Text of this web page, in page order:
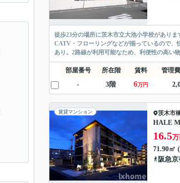
徒歩23分の場所に茨木市立大池小学校があり
CATV・フローリングなどが揃っているので、
あり。2路線が利用可能なため、利便性の高い
部屋番号 所在階 賃料 管理
-
3階 6万円
賃貸マンション 茨木市
HALE
16.5万
71.90㎡
阪急